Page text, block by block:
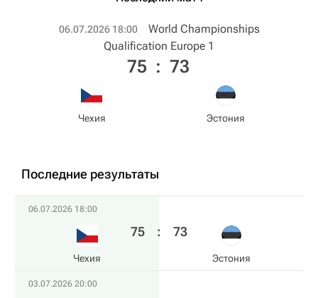
06.07.2026 18:00
World Championships
Qualification Europe 1
Чехия
75 : 73
Эстония
Последние результаты
06.07.2026 18:00
Чехия
75 : 73
Эстония
03.07.2026 20:00